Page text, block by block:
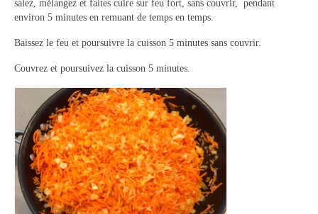
salez, mélangez et faites cuire sur feu fort, sans couvrir, pendant
environ 5 minutes en remuant de temps en temps.
Baissez le feu et poursuivre la cuisson 5 minutes sans couvrir.
Couvrez et poursuivez la cuisson 5 minutes.